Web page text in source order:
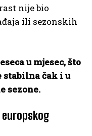
nije bio
ili sezonskih
u mjesec, što
stabilna čak i u
sezone.
europskog